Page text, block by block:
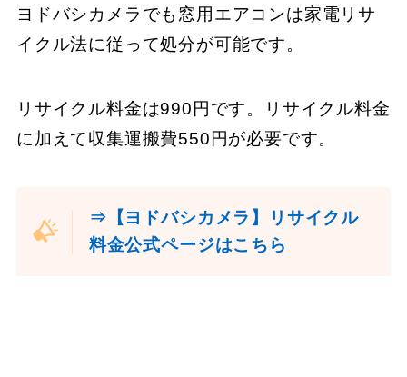
ヨドバシカメラでも窓用エアコンは家電リサ
イクル法に従って処分が可能です。
リサイクル料金は990円です。リサイクル料金
に加えて収集運搬費550円が必要です。
⇒【ヨドバシカメラ】リサイクル
料金公式ページはこちら